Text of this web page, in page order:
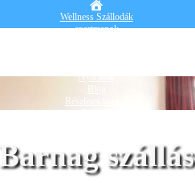
Wellness Szállodák
apartmanok
Nyaralók
Részletes kereső
Barnag szállás